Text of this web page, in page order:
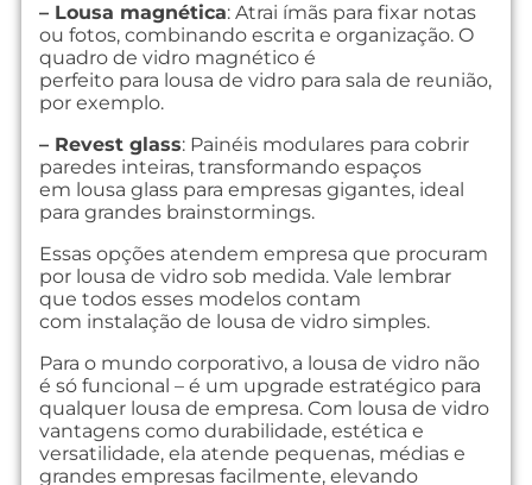
– Lousa magnética: Atrai ímãs para fixar notas
ou fotos, combinando escrita e organização. O
quadro de vidro magnético é
perfeito para lousa de vidro para sala de reunião,
por exemplo.
– Revest glass: Painéis modulares para cobrir
paredes inteiras, transformando espaços
em lousa glass para empresas gigantes, ideal
para grandes brainstormings.
Essas opções atendem empresa que procuram
por lousa de vidro sob medida. Vale lembrar
que todos esses modelos contam
com instalação de lousa de vidro simples.
Para o mundo corporativo, a lousa de vidro não
é só funcional – é um upgrade estratégico para
qualquer lousa de empresa. Com lousa de vidro
vantagens como durabilidade, estética e
versatilidade, ela atende pequenas, médias e
grandes empresas facilmente, elevando